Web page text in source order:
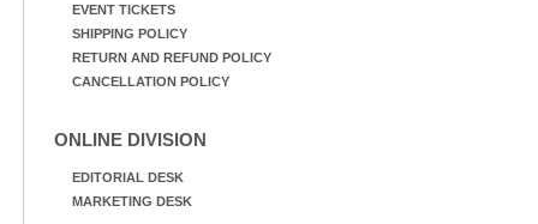
EVENT TICKETS
SHIPPING POLICY
RETURN AND REFUND POLICY
CANCELLATION POLICY
ONLINE DIVISION
EDITORIAL DESK
MARKETING DESK